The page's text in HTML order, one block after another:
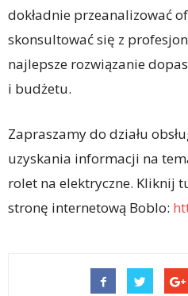
dokładnie przeanalizować
skonsultować się z
najlepsze rozwiązanie
i budżetu.
Zapraszamy do działu
uzyskania informacji na
rolet na elektryczne. Kliknij
stronę internetową Boblo: